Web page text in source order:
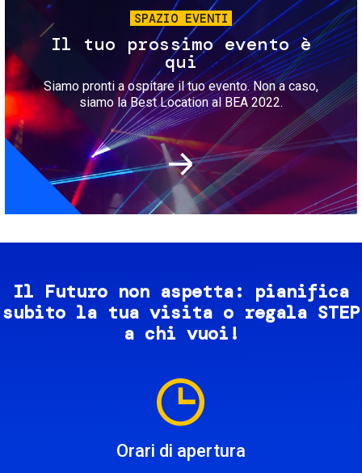
SPAZIO EVENTI
Il tuo prossimo evento è
qui
Siamo pronti a ospitare il tuo evento. Non a caso,
siamo la Best Location al BEA 2022.
Il Futuro non aspetta: pianifica
subito la tua visita o regala STEP
a chi vuoi!
Orari di apertura